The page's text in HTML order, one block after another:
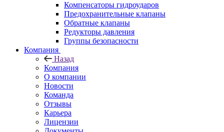
Компенсаторы гидроударов
Предохранительные клапаны
Обратные клапаны
Редукторы давления
Группы безопасности
Компания
Назад
Компания
О компании
Новости
Команда
Отзывы
Карьера
Лицензии